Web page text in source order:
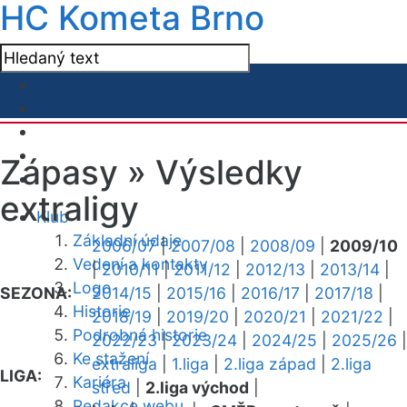
HC Kometa Brno
Klub
Základní údaje
Vedení a kontakty
Logo
Historie
Podrobná historie
Ke stažení
Kariéra
Zápasy » Výsledky
extraligy
SEZONA:
2006/07|2007/08 2008/09
2009/10
|2010/11|2011/12 2012/13 2013/14
2014/15
2015/16 2016/17 2017/18
2018/19
2019/20 2020/21 2021/22
2022/23|2023/24 2024/25 2025/26
LIGA:
extraliga 1.liga 2.liga západ
2.liga
střed
2.liga východ